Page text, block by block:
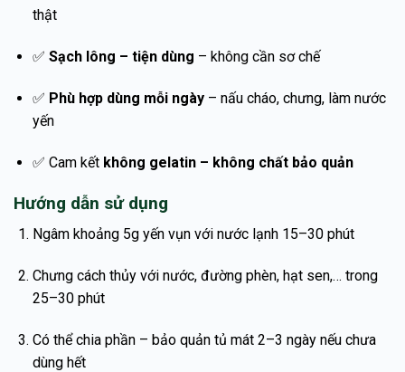
thật
✅ Sạch lông – tiện dùng – không cần sơ chế
✅ Phù hợp dùng mỗi ngày– nấu cháo, chưng, làm nước
yến
✅ Cam kết không gelatin – không chất bảo quản
Hướng dẫn sử dụng
Ngâm khoảng 5g yến vụn với nước lạnh 15–30 phút
Chưng cách thủy với nước, đường phèn, hạt sen,… trong
25–30 phút
Có thể chia phần – bảo quản tủ mát 2–3 ngày nếu chưa
dùng hết